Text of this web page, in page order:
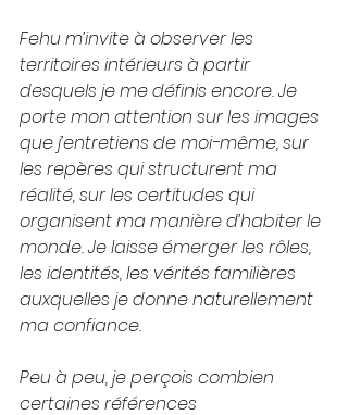
Fehu m’invite à observer les
territoires intérieurs à partir
desquels je me définis encore. Je
porte mon attention sur les images
que j’entretiens de moi-même, sur
les repères qui structurent ma
réalité, sur les certitudes qui
organisent ma manière d’habiter le
monde. Je laisse émerger les rôles,
les identités, les vérités familières
auxquelles je donne naturellement
ma confiance.
Peu à peu, je perçois combien
certaines références